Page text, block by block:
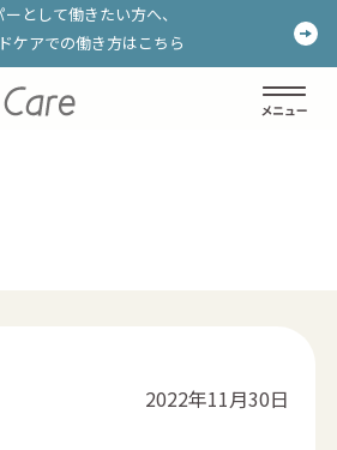
ーとして働きたい方へ、
ケアでの働き方はこちら
ーとして働きたい方へ、
ケアでの働き方はこちら
2022年11月30日